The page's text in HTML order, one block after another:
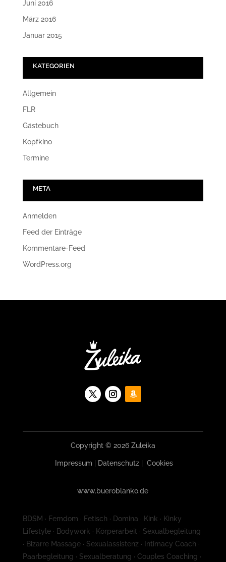
Juni 2016
März 2016
Januar 2015
KATEGORIEN
Allgemein
FLR
Gästebuch
Kopfkino
Termine
META
Anmelden
Feed der Einträge
Kommentare-Feed
WordPress.org
Copyright © 2026 Zuleika
Impressum Datenschutz| Cookies
www.bueroblanko.de
BDSM · Femdom · Fetisch · Domina · Kink · Kinky
Lifestyle · Bodywork · Körperarbeit · Sexualbegleitung
· Bizarre Massage · Sexualassistenz · Intimacy Coach ·
Paarbegleitung · Sexualberatung · Couples Coaching ·